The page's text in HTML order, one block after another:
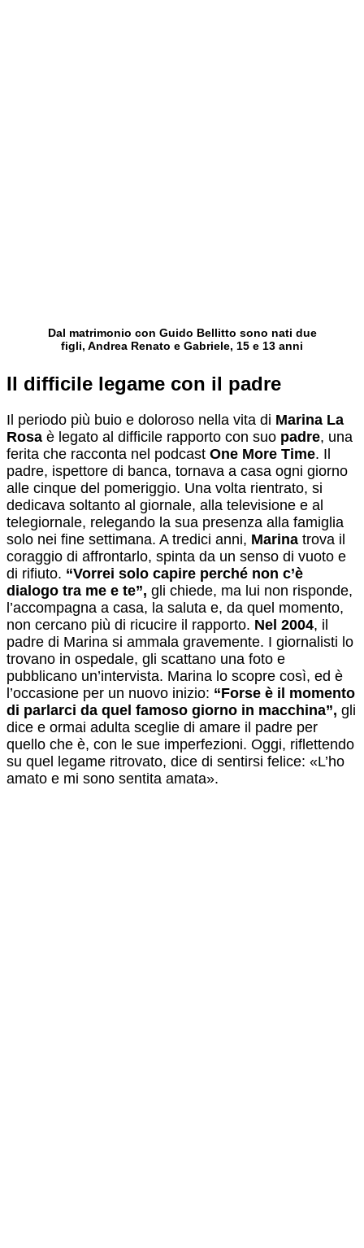
Dal matrimonio con Guido Bellitto sono nati due
figli, Andrea Renato e Gabriele, 15 e 13 anni
Il difficile legame con il padre
Il periodo più buio e doloroso nella vita di Marina La
Rosa è legato al difficile rapporto con suo padre, una
ferita che racconta nel podcast One More Time. Il
padre, ispettore di banca, tornava a casa ogni giorno
alle cinque del pomeriggio. Una volta rientrato, si
dedicava soltanto al giornale, alla televisione e al
telegiornale, relegando la sua presenza alla famiglia
solo nei fine settimana. A tredici anni, Marina trova il
coraggio di affrontarlo, spinta da un senso di vuoto e
di rifiuto. “Vorrei solo capire perché non c’è
dialogo tra me e te”, gli chiede, ma lui non risponde,
l’accompagna a casa, la saluta e, da quel momento,
non cercano più di ricucire il rapporto. Nel 2004, il
padre di Marina si ammala gravemente. I giornalisti lo
trovano in ospedale, gli scattano una foto e
pubblicano un’intervista. Marina lo scopre così, ed è
l’occasione per un nuovo inizio: “Forse è il momento
di parlarci da quel famoso giorno in macchina”, gli
dice e ormai adulta sceglie di amare il padre per
quello che è, con le sue imperfezioni. Oggi, riflettendo
su quel legame ritrovato, dice di sentirsi felice: «L’ho
amato e mi sono sentita amata».